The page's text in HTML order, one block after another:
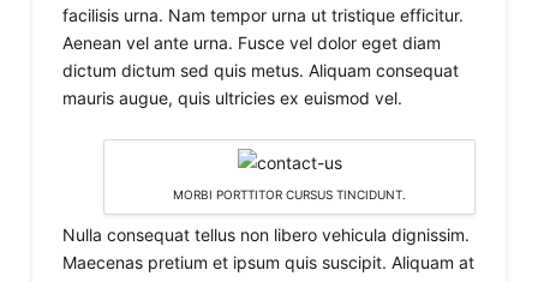
facilisis urna. Nam tempor urna ut tristique efficitur.
Aenean vel ante urna. Fusce vel dolor eget diam
dictum dictum sed quis metus. Aliquam consequat
mauris augue, quis ultricies ex euismod vel.
MORBI PORTTITOR CURSUS TINCIDUNT.
Nulla consequat tellus non libero vehicula dignissim.
Maecenas pretium et ipsum quis suscipit. Aliquam at